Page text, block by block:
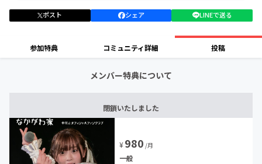
ポスト シェア LINEで送る
参加特典 コミュニティ詳細 投稿
メンバー特典について
閉鎖いたしました
¥980 /月
一般